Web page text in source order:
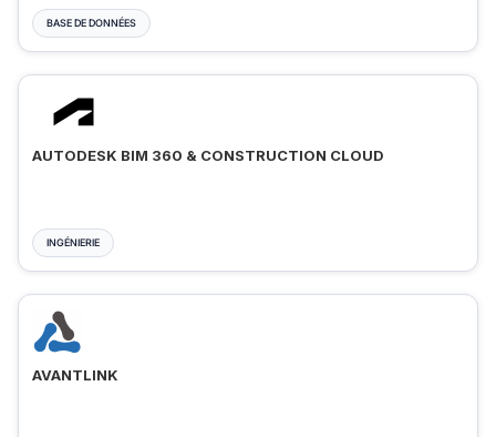
BASE DE DONNÉES
AUTODESK BIM 360 & CONSTRUCTION CLOUD
INGÉNIERIE
AVANTLINK